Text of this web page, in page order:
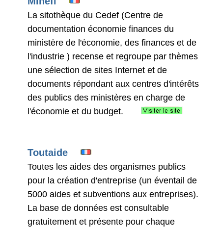
La sitothèque du Cedef (Centre de
documentation économie finances du
ministère de l'économie, des finances et de
l'industrie ) recense et regroupe par thèmes
une sélection de sites Internet et de
documents répondant aux centres d'intérêts
des publics des ministères en charge de
l'économie et du budget.
Toutaide
Toutes les aides des organismes publics
pour la création d'entreprise (un éventail de
5000 aides et subventions aux entreprises).
La base de données est consultable
gratuitement et présente pour chaque